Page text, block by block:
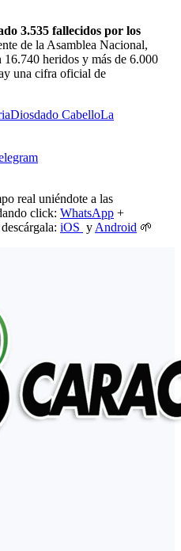
3.535 fallecidos por los
de la Asamblea Nacional,
16.740 heridos y más de 6.000
una cifra oficial de
Diosdado CabelloLa
real uniéndote a las
click: WhatsApp +
iOS y Android 🌱